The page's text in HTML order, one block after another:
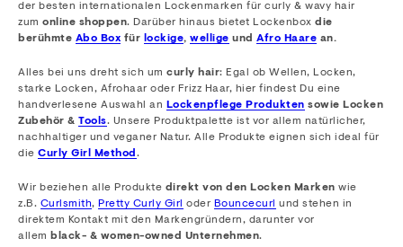
der besten internationalen Lockenmarken für curly & wavy hair
zum online shoppen. Darüber hinaus bietet Lockenbox die
berühmte Abo Box für lockige, wellige und Afro Haare an.
Alles bei uns dreht sich um curly hair: Egal ob Wellen, Locken,
starke Locken, Afrohaar oder Frizz Haar, hier findest Du eine
handverlesene Auswahl an Lockenpflege Produkten sowie Locken
Zubehör & Tools. Unsere Produktpalette ist vor allem natürlicher,
nachhaltiger und veganer Natur. Alle Produkte eignen sich ideal für
die Curly Girl Method .
Wir beziehen alle Produkte direkt von den Locken Marken wie
z.B. Curlsmith, Pretty Curly Girl oder Bouncecurl und stehen in
direktem Kontakt mit den Markengründern, darunter vor
allem black- & women-owned Unternehmen.